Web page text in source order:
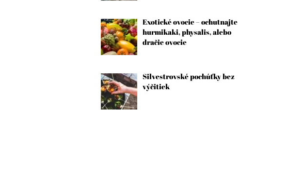
Exotické ovocie – ochutnajte
hurmikaki, physalis, alebo
dračie ovocie
Silvestrovské pochúťky bez
výčitiek